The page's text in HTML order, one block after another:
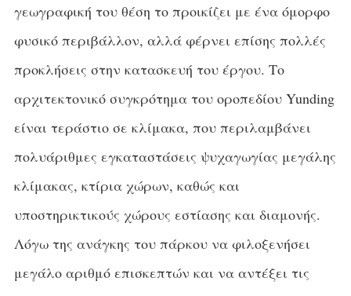
γεωγραφική του θέση το προικίζει με ένα όμορφο
φυσικό περιβάλλον, αλλά φέρνει επίσης πολλές
προκλήσεις στην κατασκευή του έργου. Το
αρχιτεκτονικό συγκρότημα του οροπεδίου Yunding
είναι τεράστιο σε κλίμακα, που περιλαμβάνει
πολυάριθμες εγκαταστάσεις ψυχαγωγίας μεγάλης
κλίμακας, κτίρια χώρων, καθώς και
υποστηρικτικούς χώρους εστίασης και διαμονής.
Λόγω της ανάγκης του πάρκου να φιλοξενήσει
μεγάλο αριθμό επισκεπτών και να αντέξει τις